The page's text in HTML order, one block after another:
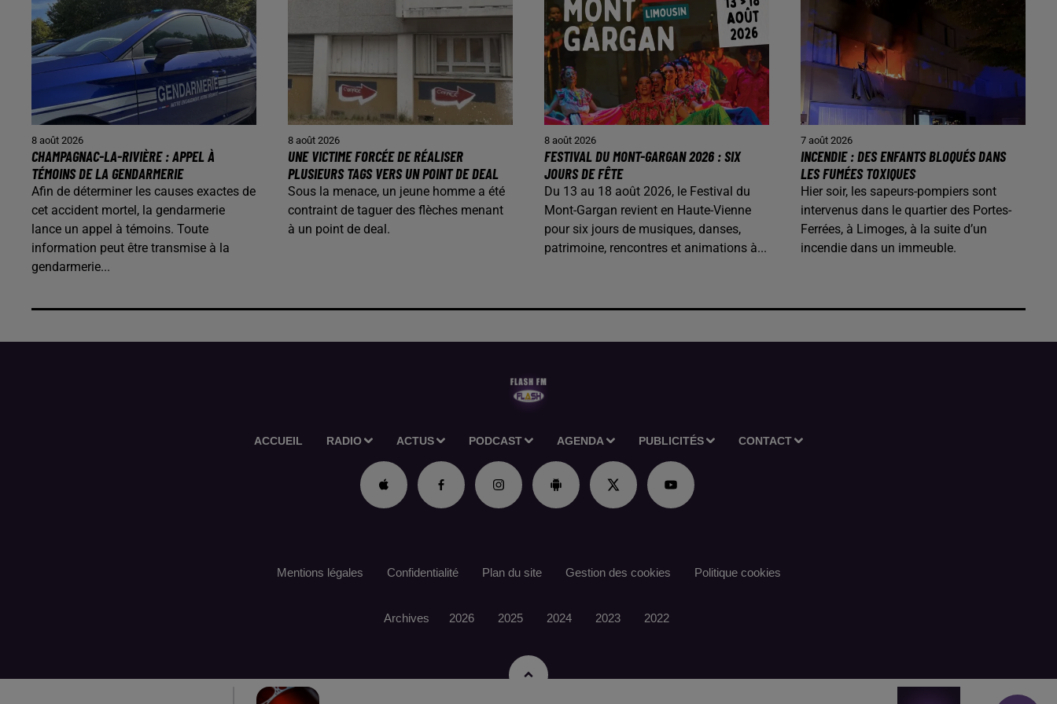
8 août 2026
CHAMPAGNAC-LA-RIVIÈRE : APPEL À
TÉMOINS DE LA GENDARMERIE
Afin de déterminer les causes exactes de
cet accident mortel, la gendarmerie
lance un appel à témoins. Toute
information peut être transmise à la
gendarmerie...
8 août 2026
UNE VICTIME FORCÉE DE RÉALISER
PLUSIEURS TAGS VERS UN POINT DE DEAL
Sous la menace, un jeune homme a été
contraint de taguer des flèches menant
à un point de deal.
8 août 2026
FESTIVAL DU MONT-GARGAN 2026 : SIX
JOURS DE FÊTE
Du 13 au 18 août 2026, le Festival du
Mont-Gargan revient en Haute-Vienne
pour six jours de musiques, danses,
patrimoine, rencontres et animations à...
7 août 2026
INCENDIE : DES ENFANTS BLOQUÉS DANS
LES FUMÉES TOXIQUES
Hier soir, les sapeurs-pompiers sont
intervenus dans le quartier des Portes-
Ferrées, à Limoges, à la suite d’un
incendie dans un immeuble.
ACCUEIL RADIO ACTUS PODCAST AGENDA PUBLICITÉS CONTACT
Mentions légales Confidentialité Plan du site Gestion des cookies Politique cookies
Archives 2026 2025 2024 2023 2022